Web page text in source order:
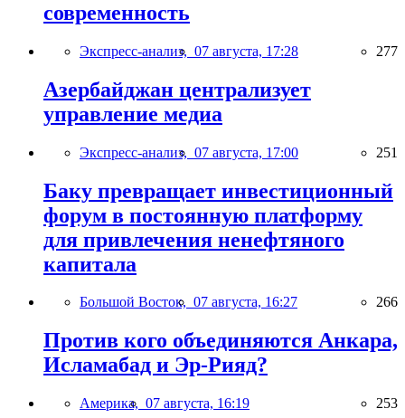
современность
Экспресс-анализ, 07 августа, 17:28 277
Азербайджан централизует
управление медиа
Экспресс-анализ, 07 августа, 17:00 251
Баку превращает инвестиционный
форум в постоянную платформу
для привлечения ненефтяного
капитала
Большой Восток, 07 августа, 16:27 266
Против кого объединяются Анкара,
Исламабад и Эр-Рияд?
Америка, 07 августа, 16:19 253